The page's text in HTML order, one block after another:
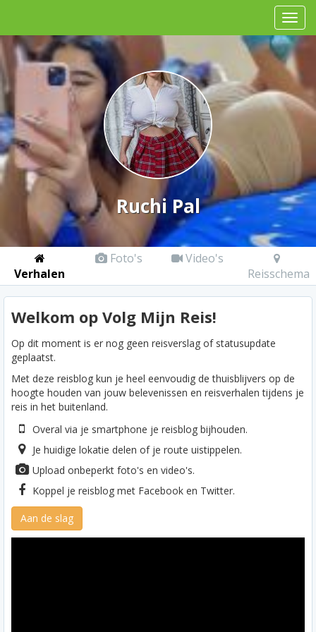
Ruchi Pal
Verhalen
Foto's
Video's
Reisschema
Welkom op Volg Mijn Reis!
Op dit moment is er nog geen reisverslag of statusupdate
geplaatst.
Met deze reisblog kun je heel eenvoudig de thuisblijvers op de
hoogte houden van jouw belevenissen en reisverhalen tijdens je
reis in het buitenland.
Overal via je smartphone je reisblog bijhouden.
Je huidige lokatie delen of je route uistippelen.
Upload onbeperkt foto's en video's.
Koppel je reisblog met Facebook en Twitter.
Aan de slag